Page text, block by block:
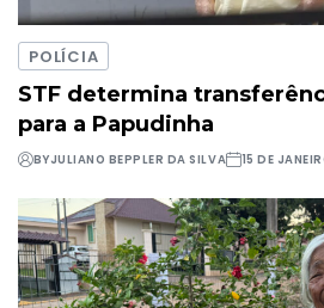
POLÍCIA
STF determina
para a Papudinha
BYJULIANO BEPPLER DA SILVA 15 DE